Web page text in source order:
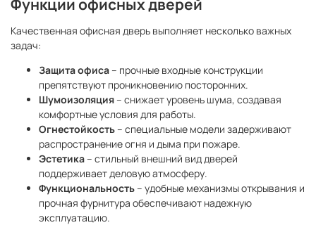
Качественная офисная дверь выполняет несколько важных
задач:
Защита офиса– прочные входные конструкции
препятствуют проникновению посторонних.
Шумоизоляция– снижает уровень шума, создавая
комфортные условия для работы.
Огнестойкость– специальные модели задерживают
распространение огня и дыма при пожаре.
Эстетика– стильный внешний вид дверей
поддерживает деловую атмосферу.
Функциональность– удобные механизмы открывания и
прочная фурнитура обеспечивают надежную
эксплуатацию.